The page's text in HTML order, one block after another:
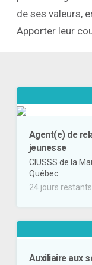
de ses valeurs,
Apporter leur
Agent(e) de
jeunesse
CIUSSS de la
Québec
24 jours restants
Auxiliaire aux